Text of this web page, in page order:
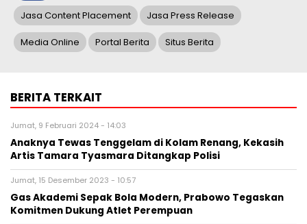
Jasa Content Placement Jasa Press Release
Media Online Portal Berita Situs Berita
BERITA TERKAIT
Jumat, 9 Februari 2024 - 14:03
Anaknya Tewas Tenggelam di Kolam Renang, Kekasih
Artis Tamara Tyasmara Ditangkap Polisi
Jumat, 15 Desember 2023 - 10:57
Gas Akademi Sepak Bola Modern, Prabowo Tegaskan
Komitmen Dukung Atlet Perempuan